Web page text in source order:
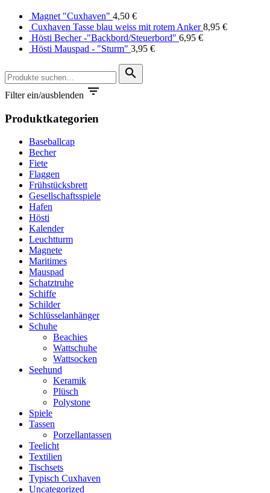
Magnet "Cuxhaven" 4,50 €
Cuxhaven Tasse blau weiss mit rotem Anker 8,95 €
Hösti Becher -"Backbord/Steuerbord" 6,95 €
Hösti Mauspad - "Sturm" 3,95 €
nach:
search
Filter ein/ausblenden 
Produktkategorien
Baseballcap
Becher
Fiete
Flaggen
Frühstücksbrett
Gesellschaftsspiele
Hafen
Hösti
Kalender
Leuchtturm
Magnete
Maritimes
Mauspad
Schatztruhe
Schiffe
Schilder
Schlüsselanhänger
Schuhe
Beachies
Wattschuhe
Wattsocken
Seehund
Keramik
Plüsch
Polystone
Spiele
Tassen
Porzellantassen
Teelicht
Textilien
Tischsets
Typisch Cuxhaven
Uncategorized